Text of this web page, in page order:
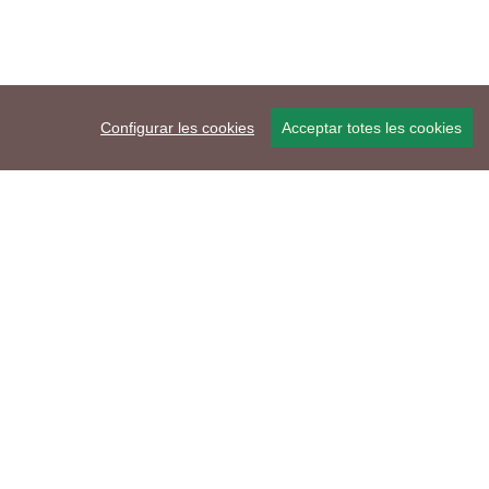
Configurar les cookies Acceptar totes les cookies